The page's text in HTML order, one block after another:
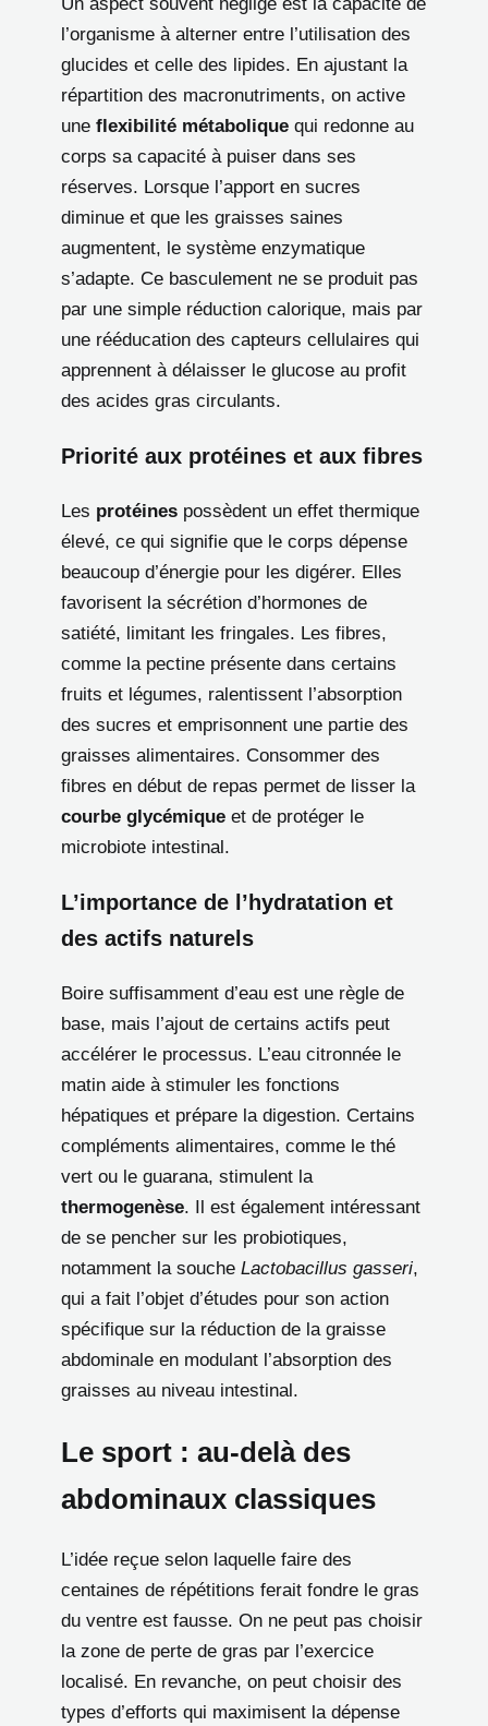
l’organisme à alterner entre l’utilisation des
glucides et celle des lipides. En ajustant la
répartition des macronutriments, on active
une flexibilité métabolique qui redonne au
corps sa capacité à puiser dans ses
réserves. Lorsque l’apport en sucres
diminue et que les graisses saines
augmentent, le système enzymatique
s’adapte. Ce basculement ne se produit pas
par une simple réduction calorique, mais par
une rééducation des capteurs cellulaires qui
apprennent à délaisser le glucose au profit
des acides gras circulants.
Priorité aux protéines et aux fibres
Les protéines possèdent un effet thermique
élevé, ce qui signifie que le corps dépense
beaucoup d’énergie pour les digérer. Elles
favorisent la sécrétion d’hormones de
satiété, limitant les fringales. Les fibres,
comme la pectine présente dans certains
fruits et légumes, ralentissent l’absorption
des sucres et emprisonnent une partie des
graisses alimentaires. Consommer des
fibres en début de repas permet de lisser la
courbe glycémique et de protéger le
microbiote intestinal.
L’importance de l’hydratation et
des actifs naturels
Boire suffisamment d’eau est une règle de
base, mais l’ajout de certains actifs peut
accélérer le processus. L’eau citronnée le
matin aide à stimuler les fonctions
hépatiques et prépare la digestion. Certains
compléments alimentaires, comme le thé
vert ou le guarana, stimulent la
thermogenèse. Il est également intéressant
de se pencher sur les probiotiques,
notamment la souche Lactobacillus gasseri,
qui a fait l’objet d’études pour son action
spécifique sur la réduction de la graisse
abdominale en modulant l’absorption des
graisses au niveau intestinal.
Le sport : au-delà des
abdominaux classiques
L’idée reçue selon laquelle faire des
centaines de répétitions ferait fondre le gras
du ventre est fausse. On ne peut pas choisir
la zone de perte de gras par l’exercice
localisé. En revanche, on peut choisir des
types d’efforts qui maximisent la dépense